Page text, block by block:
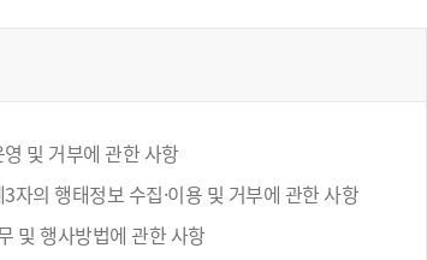
및 거부에 관한 사항
의 행태정보 수집·이용 및 거부에 관한 사항
및 행사방법에 관한 사항